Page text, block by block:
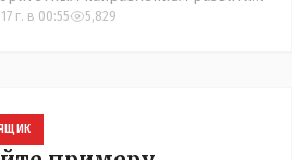
С прошлого года регион
г. в 00:55 5,829